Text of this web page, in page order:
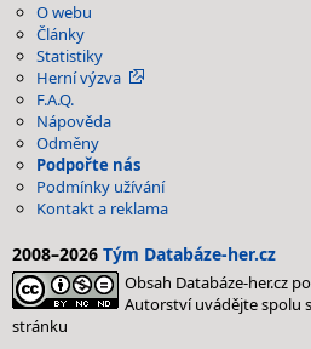
O webu
Články
Statistiky
Herní výzva
F.A.Q.
Nápověda
Odměny
Podpořte nás
Podmínky užívání
Kontakt a reklama
2008–2026 Tým Databáze-her.cz
Obsah Databáze-her.cz
Autorství uvádějte spolu
stránku